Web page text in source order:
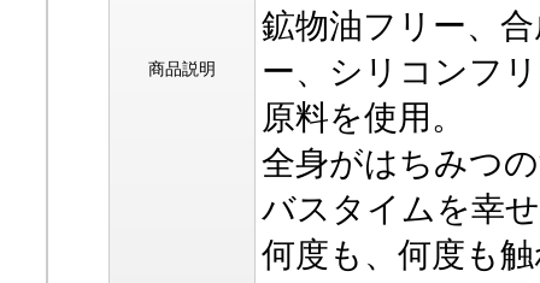
商品説明
鉱物油フリー、
ー、シリコンフ
原料を使用。
全身がはちみつ
バスタイムを幸
何度も、何度も